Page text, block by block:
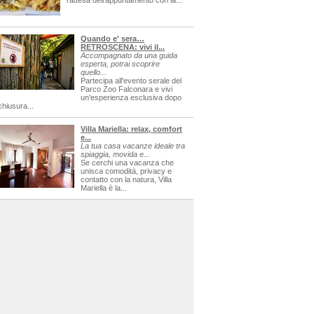
Quando e' sera…
RETROSCENA: vivi il...
Accompagnato da una guida
esperta, potrai scoprire
quello...
Partecipa all'evento serale del
Parco Zoo Falconara e vivi
un'esperienza esclusiva dopo
Villa Mariella: relax, comfort
e...
La tua casa vacanze ideale tra
spiaggia, movida e...
Se cerchi una vacanza che
unisca comodità, privacy e
contatto con la natura, Villa
Mariella è la...